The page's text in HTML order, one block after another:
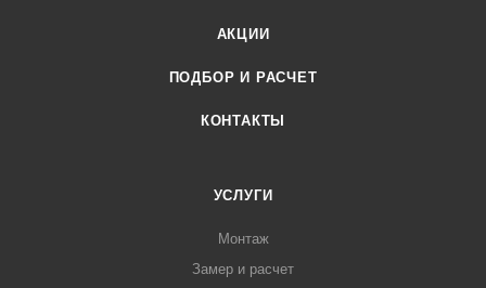
АКЦИИ
ПОДБОР И РАСЧЕТ
КОНТАКТЫ
УСЛУГИ
Монтаж
Замер и расчет